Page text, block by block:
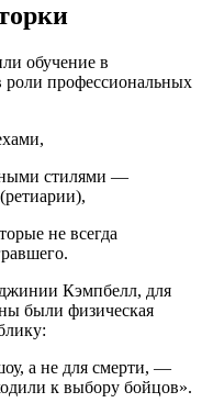
обучение в
профессиональных
стилями —
не всегда
Кэмпбелл, для
были физическая
а не для смерти, —
к выбору бойцов».